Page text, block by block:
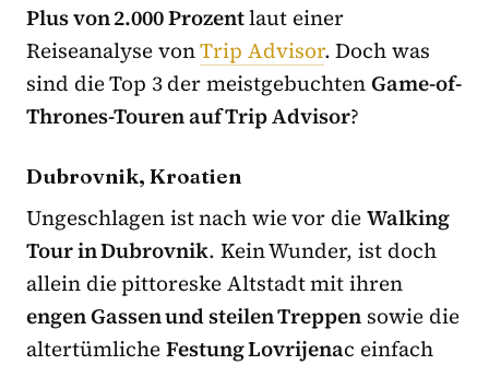
Plus von 2.000 Prozentlaut einer
Reiseanalyse vonTrip Advisor. Doch was
sind die Top 3 der meistgebuchtenGame-of-
Thrones-Touren auf Trip Advisor?
Dubrovnik, Kroatien
Ungeschlagen ist nach wie vor dieWalking
Tour in Dubrovnik. Kein Wunder, ist doch
allein die pittoreske Altstadt mit ihren
engen Gassen und steilen Treppen sowie die
altertümlicheFestung Lovrijenac einfach